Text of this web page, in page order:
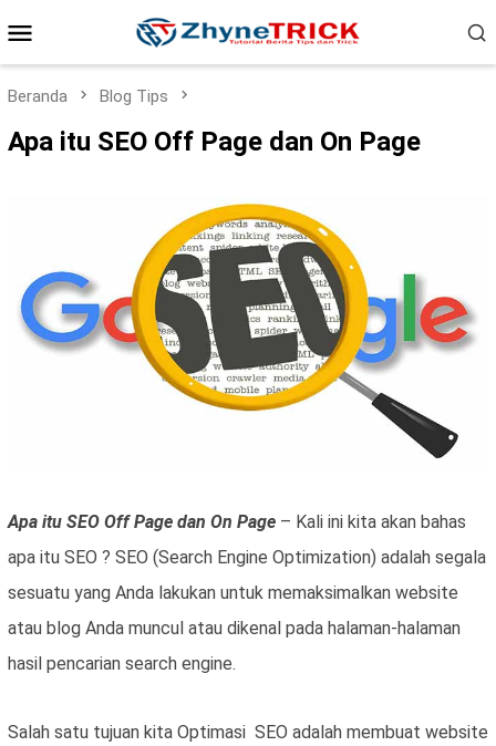
ke
Mobile
Beranda Blog Tips
Apa itu SEO Off Page dan On Page
Apa itu SEO Off Page dan On Page – Kali ini kita akan bahas
apa itu SEO ? SEO (Search Engine Optimization) adalah segala
sesuatu yang Anda lakukan untuk memaksimalkan website
atau blog Anda muncul atau dikenal pada halaman-halaman
hasil pencarian search engine.
Salah satu tujuan kita Optimasi SEO adalah membuat website